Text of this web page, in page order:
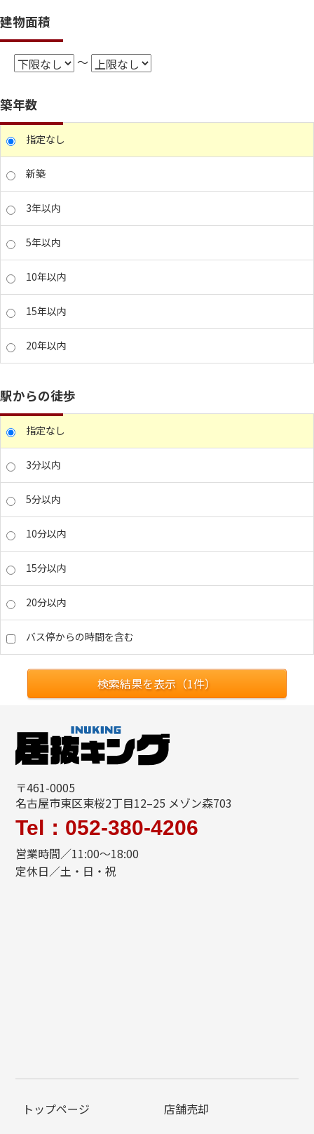
建物面積
～
築年数
指定なし
新築
3年以内
5年以内
10年以内
15年以内
20年以内
駅からの徒歩
指定なし
3分以内
5分以内
10分以内
15分以内
20分以内
バス停からの時間を含む
検索結果を表示（1件）
〒461-0005
名古屋市東区東桜2丁目12–25 メゾン森703
Tel：052-380-4206
営業時間／11:00〜18:00
定休日／土・日・祝
トップページ
店舗売却